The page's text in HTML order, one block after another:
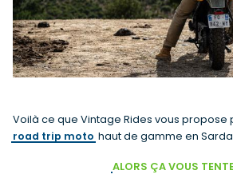
Voilà ce que Vintage Rides vous propose
road trip moto haut de gamme en
ALORS ÇA VOUS